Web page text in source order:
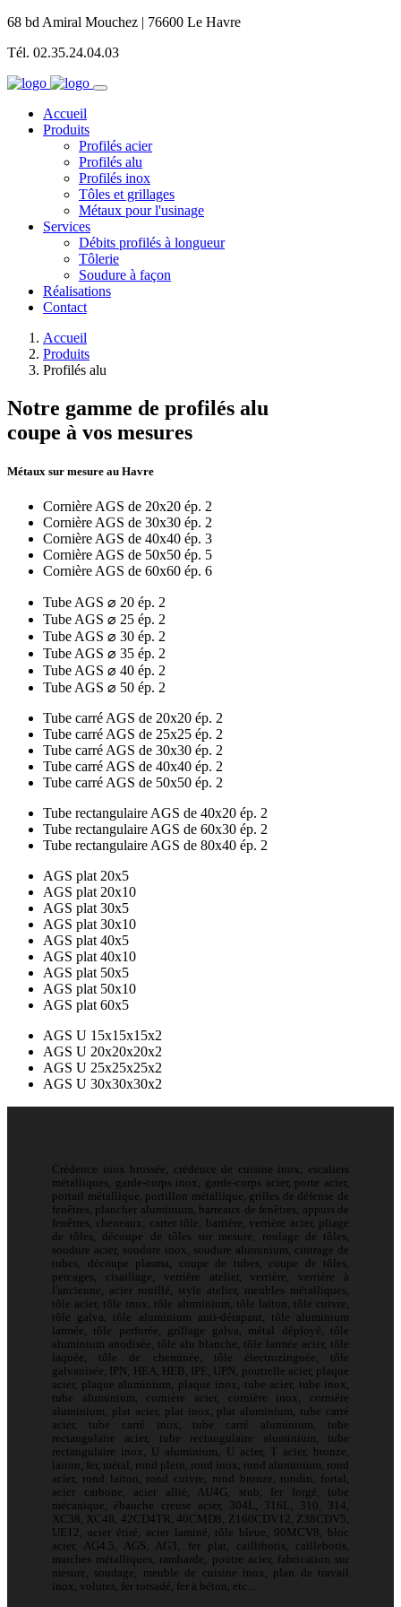
68 bd Amiral Mouchez | 76600 Le Havre
Tél. 02.35.24.04.03
Accueil
Produits
Profilés acier
Profilés alu
Profilés inox
Tôles et grillages
Métaux pour l'usinage
Services
Débits profilés à longueur
Tôlerie
Soudure à façon
Réalisations
Contact
Accueil
Produits
Profilés alu
Notre gamme de profilés alu
coupe à vos mesures
Métaux sur mesure au Havre
Cornière AGS de 20x20 ép. 2
Cornière AGS de 30x30 ép. 2
Cornière AGS de 40x40 ép. 3
Cornière AGS de 50x50 ép. 5
Cornière AGS de 60x60 ép. 6
Tube AGS ⌀ 20 ép. 2
Tube AGS ⌀ 25 ép. 2
Tube AGS ⌀ 30 ép. 2
Tube AGS ⌀ 35 ép. 2
Tube AGS ⌀ 40 ép. 2
Tube AGS ⌀ 50 ép. 2
Tube carré AGS de 20x20 ép. 2
Tube carré AGS de 25x25 ép. 2
Tube carré AGS de 30x30 ép. 2
Tube carré AGS de 40x40 ép. 2
Tube carré AGS de 50x50 ép. 2
Tube rectangulaire AGS de 40x20 ép. 2
Tube rectangulaire AGS de 60x30 ép. 2
Tube rectangulaire AGS de 80x40 ép. 2
AGS plat 20x5
AGS plat 20x10
AGS plat 30x5
AGS plat 30x10
AGS plat 40x5
AGS plat 40x10
AGS plat 50x5
AGS plat 50x10
AGS plat 60x5
AGS U 15x15x15x2
AGS U 20x20x20x2
AGS U 25x25x25x2
AGS U 30x30x30x2
Crédence inox brossée, crédence de cuisine inox, escaliers
métalliques, garde-corps inox, garde-corps acier, porte acier,
portail métallique, portillon métallique, grilles de défense de
fenêtres, plancher aluminium, barreaux de fenêtres, appuis de
fenêtres, cheneaux, carter tôle, barrière, verrière acier, pliage
de tôles, découpe de tôles sur mesure, roulage de tôles,
soudure acier, soudure inox, soudure aluminium, cintrage de
tubes, découpe plasma, coupe de tubes, coupe de tôles,
percages, cisaillage, verrière atelier, verrière, verrière à
l'ancienne, acier rouillé, style atelier, meubles métalliques,
tôle acier, tôle inox, tôle aluminium, tôle laiton, tôle cuivre,
tôle galva, tôle aluminium anti-dérapant, tôle aluminium
larmée, tôle perforée, grillage galva, métal déployé, tôle
aluminium anodisée, tôle alu blanche, tôle larmée acier, tôle
laquée, tôle de cheminée, tôle électrozinguée, tôle
galvanisée, IPN, HEA, HEB, IPE, UPN, poutrelle acier, plaque
acier, plaque aluminium, plaque inox, tube acier, tube inox,
tube aluminium, cornière acier, cornière inox, cornière
aluminium, plat acier, plat inox, plat aluminium, tube carré
acier, tube carré inox, tube carré aluminium, tube
rectangulaire acier, tube rectangulaire aluminium, tube
rectangulaire inox, U aluminium, U acier, T acier, bronze,
laiton, fer, métal, rond plein, rond inox, rond aluminium, rond
acier, rond laiton, rond cuivre, rond bronze, rondin, fortal,
acier carbone, acier allié, AU4G, stub, fer forgé, tube
mécanique, ébauche creuse acier, 304L, 316L, 310, 314,
XC38, XC48, 42CD4TR, 40CMD8, Z160CDV12, Z38CDV5,
UE12, acier étiré, acier laminé, tôle bleue, 90MCV8, bloc
acier, AG4.5, AGS, AG3, fer plat, caillibotis, caillebotis,
marches métalliques, rambarde, poutre acier, fabrication sur
mesure, soudage, meuble de cuisine inox, plan de travail
inox, volutes, fer torsadé, fer à béton, etc...